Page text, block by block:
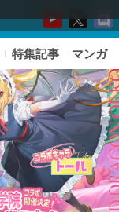
特集記事 マンガ